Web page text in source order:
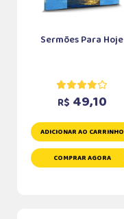
Sermões Para Hoje
R$ 49,10
ADICIONAR AO CARRINHO
COMPRAR AGORA